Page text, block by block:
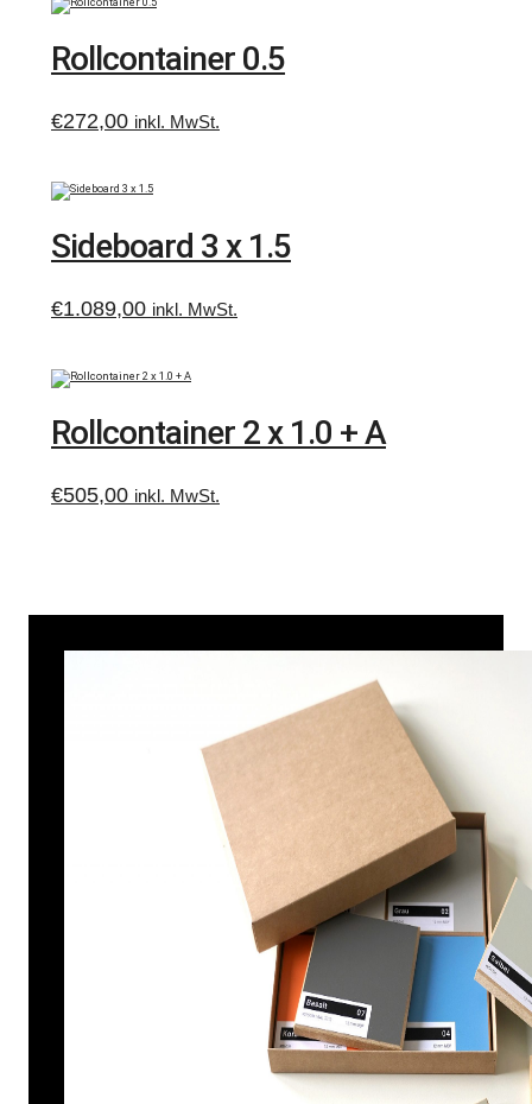
Rollcontainer 0.5
€272,00 inkl. MwSt.
Sideboard 3 x 1.5
€1.089,00 inkl. MwSt.
Rollcontainer 2 x 1.0 + A
€505,00 inkl. MwSt.